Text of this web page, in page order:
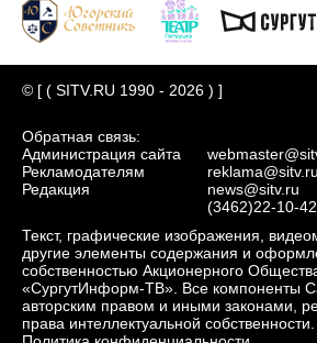
© [ ( SITV.RU 1990 - 2026 ) ]
Обратная связь:
Администрация сайта
Рекламодателям
Редакция
reklama@sitv.ru
news@sitv.ru
(3462)22-10-42
Текст, графические изображения,
другие элементы содержания и
собственностью Акционерного
«СургутИнформ-ТВ». Все компоненты
авторским правом и иными законами,
права интеллектуальной собственности.